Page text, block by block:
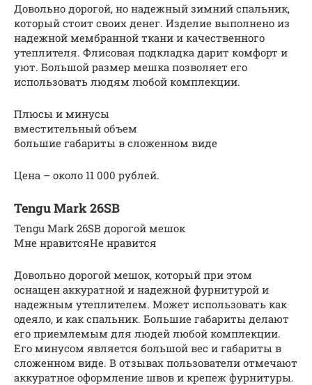
Довольно дорогой, но надежный зимний спальник,
который стоит своих денег. Изделие выполнено из
надежной мембранной ткани и качественного
утеплителя. Флисовая подкладка дарит комфорт и
уют. Большой размер мешка позволяет его
использовать людям любой комплекции.
Плюсы и минусы
вместительный объем
большие габариты в сложенном виде
Цена – около 11 000 рублей.
Tengu Mark 26SB
Tengu Mark 26SB дорогой мешок
Мне нравитсяНе нравится
Довольно дорогой мешок, который при этом
оснащен аккуратной и надежной фурнитурой и
надежным утеплителем. Может использовать как
одеяло, и как спальник. Большие габариты делают
его приемлемым для людей любой комплекции.
Его минусом является большой вес и габариты в
сложенном виде. В отзывах пользователи отмечают
аккуратное оформление швов и крепеж фурнитуры.